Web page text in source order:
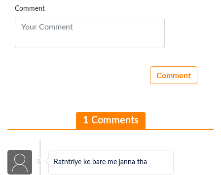
Comment
1 Comments
Ratntriye ke bare me janna tha